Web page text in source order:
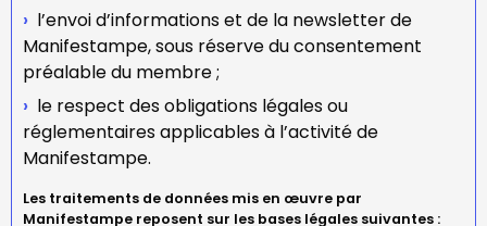
l’envoi d’informations et de la newsletter de
Manifestampe, sous réserve du consentement
préalable du membre ;
le respect des obligations légales ou
réglementaires applicables à l’activité de
Manifestampe.
Les traitements de données mis en œuvre par
Manifestampe reposent sur les bases légales suivantes :